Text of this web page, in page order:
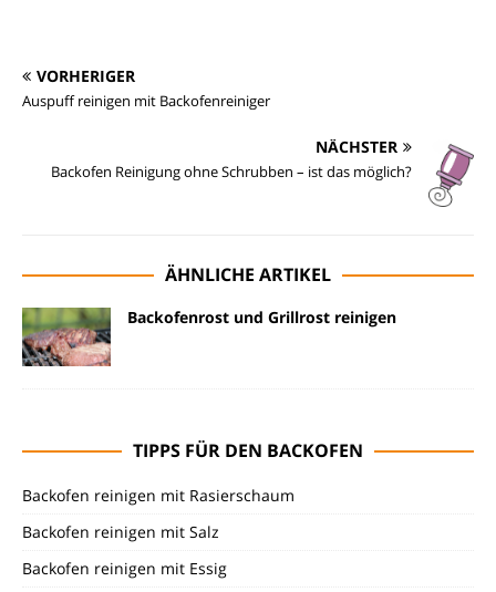
VORHERIGER
Auspuff reinigen mit Backofenreiniger
NÄCHSTER
Backofen Reinigung ohne Schrubben – ist das möglich?
ÄHNLICHE ARTIKEL
Backofenrost und Grillrost reinigen
TIPPS FÜR DEN BACKOFEN
Backofen reinigen mit Rasierschaum
Backofen reinigen mit Salz
Backofen reinigen mit Essig